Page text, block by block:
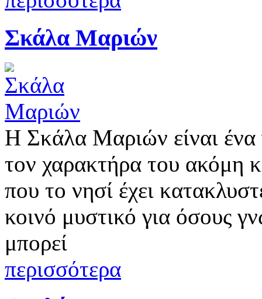
Σκάλα Μαριών
Η Σκάλα Μαριών είναι ένα
τον χαρακτήρα του ακόμη
που το νησί έχει
κοινό μυστικό για όσους
μπορεί
περισσότερα